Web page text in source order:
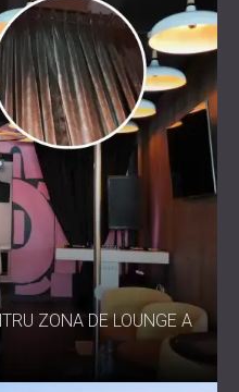
ZONA DE LOUNGE A